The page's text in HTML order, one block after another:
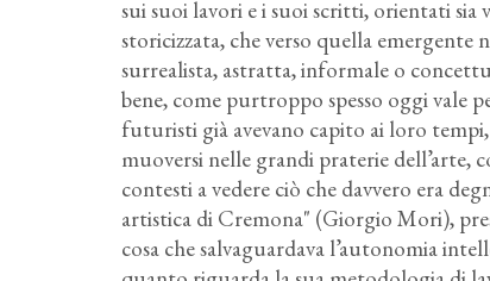
sui suoi lavori e i suoi scritti, orientati sia
storicizzata, che verso quella emergente
surrealista, astratta, informale o
bene, come purtroppo spesso oggi vale
futuristi già avevano capito ai loro
muoversi nelle grandi praterie dell’arte,
contesti a vedere ciò che davvero era
artistica di Cremona" (Giorgio Mori),
cosa che salvaguardava l’autonomia